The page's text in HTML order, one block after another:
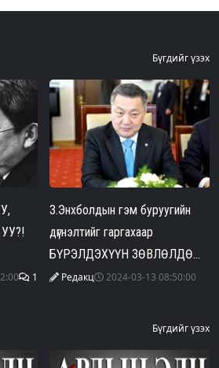
Бүгдийг үзэх
1
З.Энхболдын гэм буруугийн
дүгнэлтийг гаргахаар
БҮРЭЛДЭХҮҮН ЗӨВЛӨЛДӨЖ
байнаРедакц 2024-03-13 08:50:00
Бүгдийг үзэх